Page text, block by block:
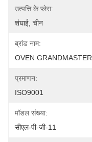
उत्पत्ति के प्लेस:
शंघाई, चीन
ब्रांड नाम:
OVEN GRANDMASTER
प्रमाणन:
ISO9001
मॉडल संख्या:
सीएल-पी-जी-11